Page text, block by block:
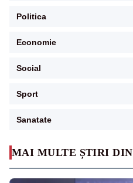
MAI MULTE ȘTIRI DIN
Politica
Economie
Social
Sport
Sanatate